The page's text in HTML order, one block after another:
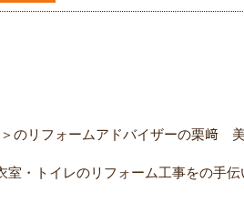
のリフォームアドバイザーの栗﨑
・トイレのリフォーム工事をの手伝